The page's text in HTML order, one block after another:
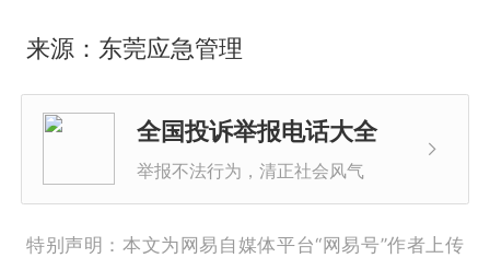
来源：东莞应急管理
全国投诉举报电话大全
举报不法行为，清正社会风气
特别声明：本文为网易自媒体平台“网易号”作者上传